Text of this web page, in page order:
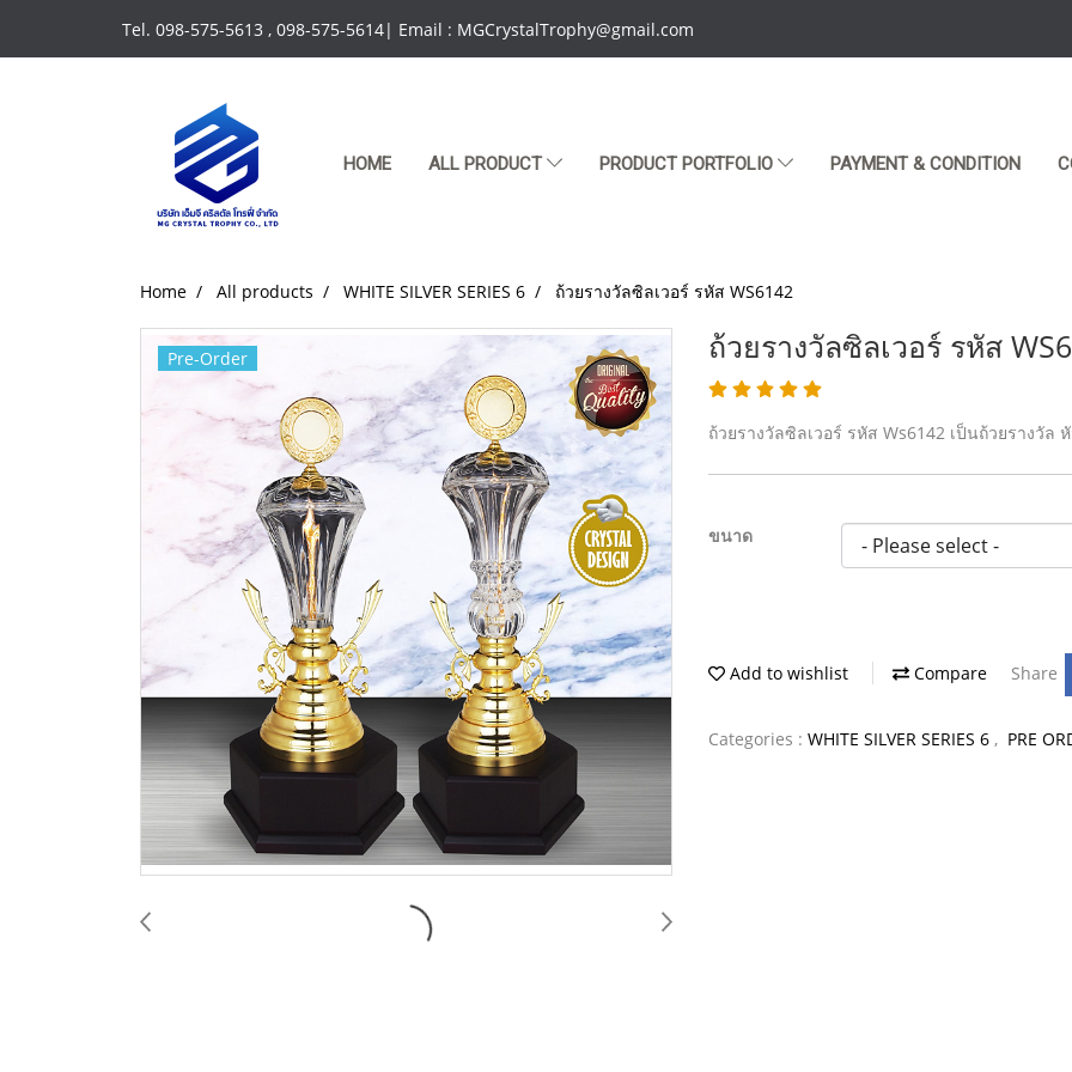
Tel. 098-575-5613 , 098-575-5614| Email : MGCrystalTrophy@gmail.com
HOME ALL PRODUCT PRODUCT PORTFOLIO PAYMENT & CONDITION
Home All products WHITE SILVER SERIES 6 ถ้วยรางวัลซิลเวอร์ รหัส WS6142
Pre-Order ถ้วยรางวัลซิลเวอร์ รหัส
ถ้วยรางวัลซิลเวอร์ รหัส Ws6142 เป็นถ้วยรางวัล
ขนาด
Add to wishlist Compare Share
Categories : WHITE SILVER SERIES 6 , PRE